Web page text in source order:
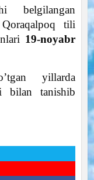
belgilangan
tili
19-noyabr
yillarda
bilan tanishib